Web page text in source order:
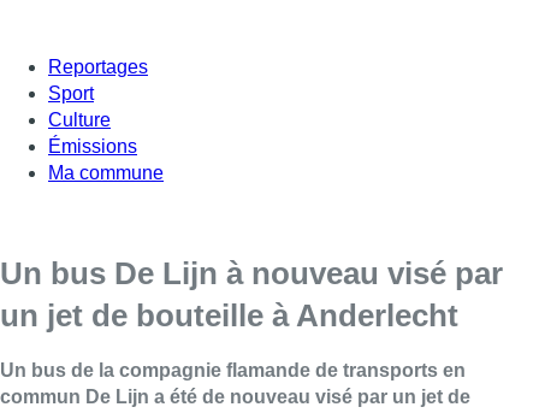
Reportages
Sport
Culture
Émissions
Ma commune
Un bus De Lijn à nouveau visé par
un jet de bouteille à Anderlecht
Un bus de la compagnie flamande de transports en
commun De Lijn a été de nouveau visé par un jet de